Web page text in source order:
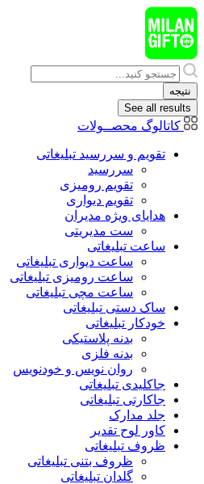
پرش
به
محتوا
Search
...
نتیجه
See all results
کاتالوگ محصــولات
تقویم و سررسید تبلیغاتی
سررسید
تقویم رومیزی
تقویم دیواری
هدایای ويژه مدیران
ست مدیریتی
ساعت تبلیغاتی
ساعت دیواری تبلیغاتی
ساعت رومیزی تبلیغاتی
ساعت مچی تبلیغاتی
ساک دستی تبلیغاتی
خودکار تبلیغاتی
بدنه پلاستیکی
بدنه فلزی
روان نویس و خودنویس
جاکلیدی تبلیغاتی
جاکارتی تبلیغاتی
جلد مدارک
کاور لوح تقدیر
ظروف تبلیغاتی
ظروف بتنی تبلیغاتی
گلدان تبلیغاتی